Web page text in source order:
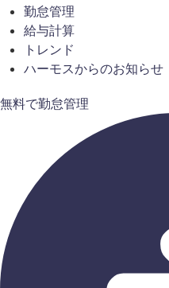
勤怠管理
給与計算
トレンド
ハーモスからのお知らせ
無料で勤怠管理